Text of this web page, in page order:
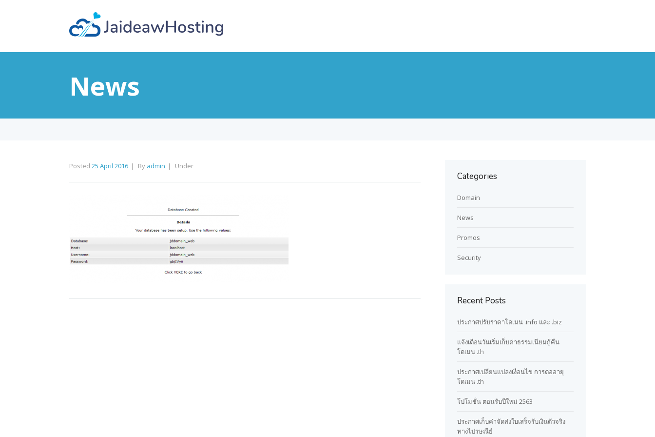
News
Posted 25 April 2016 By admin Under
Categories
Domain
News
Promos
Security
Recent Posts
ประกาศปรับราคาโดเมน .info และ .biz
แจ้งเตือนวันเริ่มเก็บค่าธรรมเนียมกู้คืน
โดเมน .th
ประกาศเปลี่ยนแปลงเงื่อนไข การต่ออายุ
โดเมน .th
โปโมชั่น ตอนรับปีใหม่ 2563
ประกาศเก็บค่าจัดส่งใบเสร็จรับเงินตัวจริง
ทางไปรษณีย์